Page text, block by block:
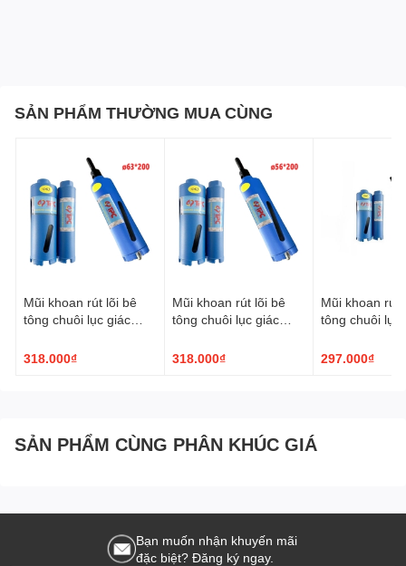
SẢN PHẨM THƯỜNG MUA CÙNG
Mũi khoan rút lõi bê
tông chuôi lục giác
318.000₫
Mũi khoan rút lõi bê
tông chuôi lục giác
318.000₫
Mũi khoan rút
tông chuôi lục
297.000₫
SẢN PHẨM CÙNG PHÂN KHÚC GIÁ
Bạn muốn nhận khuyến mãi
đặc biệt? Đăng ký ngay.